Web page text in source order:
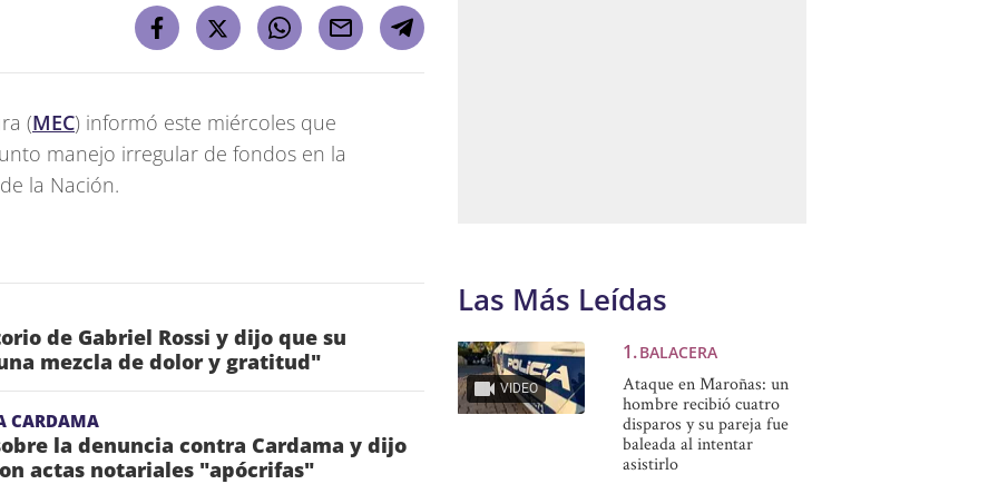
(MEC) informó este miércoles que
manejo irregular de fondos en la
la Nación.
de Gabriel Rossi y dijo que su
mezcla de dolor y gratitud"
CARDAMA
la denuncia contra Cardama y dijo
actas notariales "apócrifas"
Las Más Leídas
VIDEO
BALACERA
Ataque en Maroñas: un
hombre recibió cuatro
disparos y su pareja fue
baleada al intentar
asistirlo